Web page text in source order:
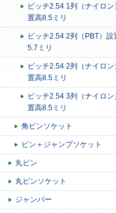
ピッチ2.54 1列（ナイロン
置高8.5ミリ
ピッチ2.54 2列（PBT）設
5.7ミリ
ピッチ2.54 2列（ナイロン
置高8.5ミリ
ピッチ2.54 3列（ナイロン
置高8.5ミリ
角ピンソケット
ピン＋ジャンプソケット
丸ピン
丸ピンソケット
ジャンパー